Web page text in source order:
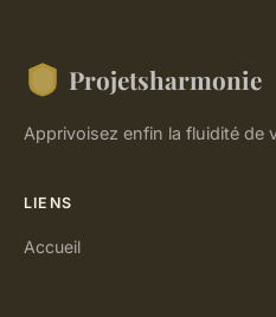
Projetsharmonie
Apprivoisez enfin la fluidité de
LIENS
Accueil